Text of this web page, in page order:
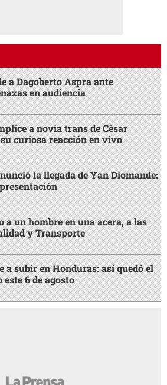
a Dagoberto Aspra ante
en audiencia
a novia trans de César
curiosa reacción en vivo
la llegada de Yan Diomande:
a un hombre en una acera, a las
y Transporte
a subir en Honduras: así quedó el
6 de agosto